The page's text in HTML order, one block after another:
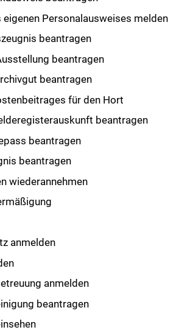
eigenen Personalausweises melden
beantragen
beantragen
beantragen
für den Hort
beantragen
beantragen
beantragen
wiederannehmen
anmelden
anmelden
beantragen